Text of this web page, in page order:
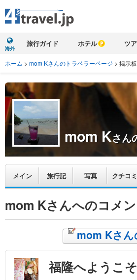
海外
旅行ガイド ホテル ツ
ホーム > mom Kさんのトラベラーページ > 掲示板
mom Kさん
メイン 旅行記 写真 クチコミ
mom Kさんへのコメ
mom Kさん
福隆へようこそ